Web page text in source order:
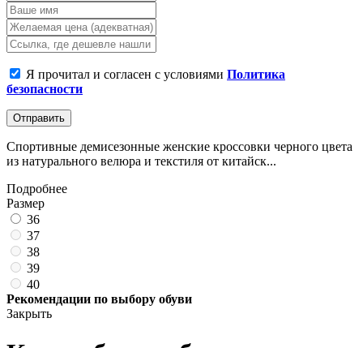
Я прочитал и согласен с условиями Политика
безопасности
Отправить
Спортивные демисезонные женские кроссовки черного цвета
из натурального велюра и текстиля от китайск...
Подробнее
Размер
36
37
38
39
40
Рекомендации по выбору обуви
Закрыть